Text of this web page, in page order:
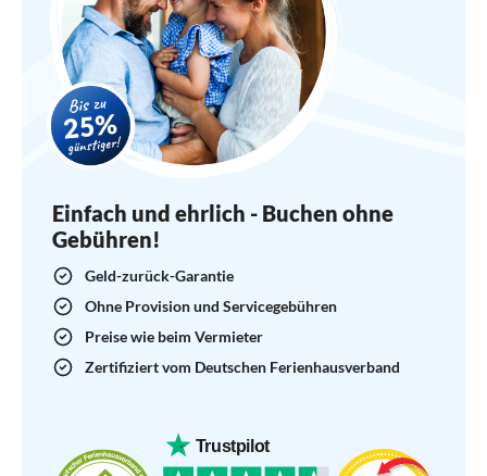
Einfach und ehrlich - Buchen ohne
Gebühren!
Geld-zurück-Garantie
Ohne Provision und Servicegebühren
Preise wie beim Vermieter
Zertifiziert vom Deutschen Ferienhausverband